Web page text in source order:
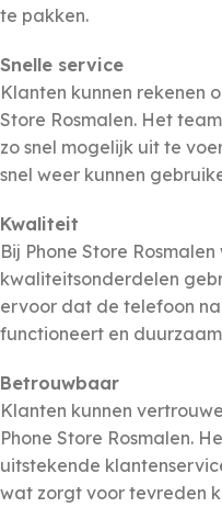
te pakken.
Snelle service
Klanten kunnen rekenen
Store Rosmalen. Het
zo snel mogelijk uit te
snel weer kunnen
Kwaliteit
Bij Phone Store
kwaliteitsonderdelen
ervoor dat de telefoon
functioneert en duurzaam
Betrouwbaar
Klanten kunnen
Phone Store Rosmalen.
uitstekende
wat zorgt voor tevreden